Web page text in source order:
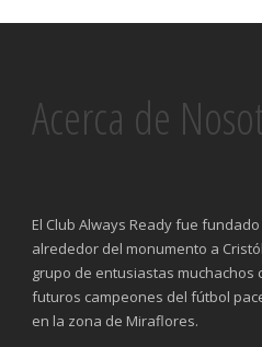
Acerca de
El Club Always Ready fue
alrededor del monumento a
grupo de entusiastas muchachos
futuros campeones del fútbol
en la zona de Miraflores.